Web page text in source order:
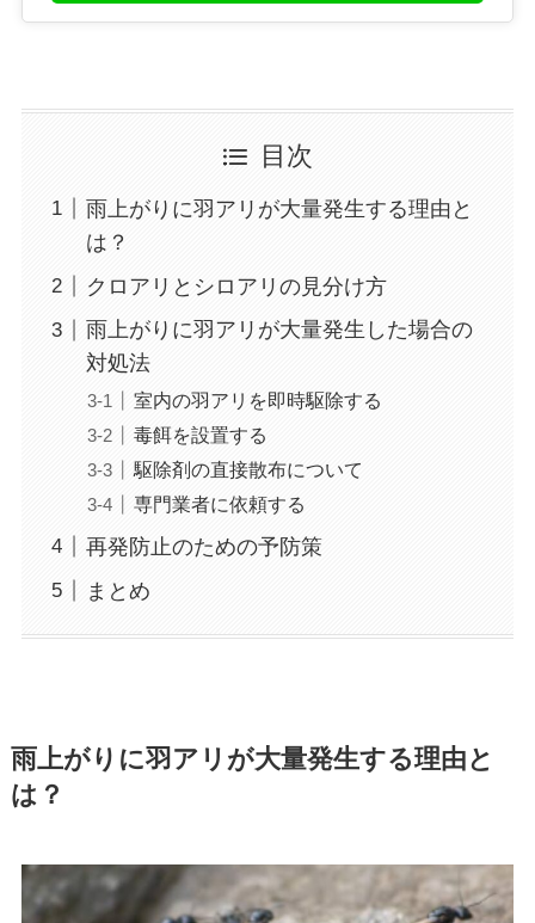
目次
雨上がりに羽アリが大量発生する理由と
は？
クロアリとシロアリの見分け方
雨上がりに羽アリが大量発生した場合の
対処法
室内の羽アリを即時駆除する
毒餌を設置する
駆除剤の直接散布について
専門業者に依頼する
再発防止のための予防策
まとめ
雨上がりに羽アリが大量発生する理由と
は？